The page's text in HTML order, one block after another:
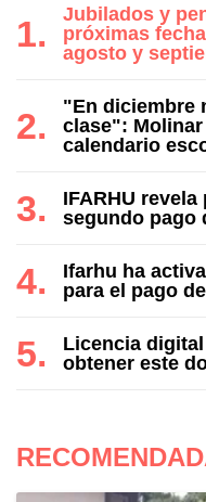
Jubilados y
próximas
agosto y
"En diciembre
clase": Molinar
calendario
IFARHU revela
segundo pago
Ifarhu ha
para el pago
Licencia
obtener este